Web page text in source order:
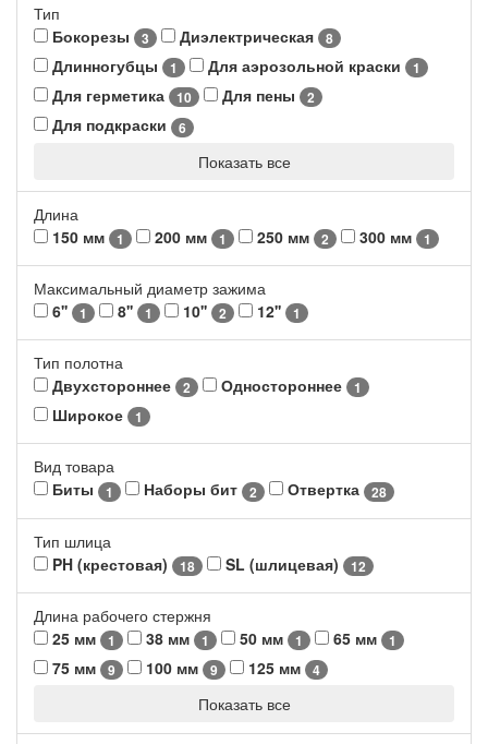
Тип
Бокорезы
3 Диэлектрическая 8
Длинногубцы 1 Для аэрозольной краски 1
Для герметика 10 Для пены 2
Для подкраски 6
Показать все
Длина
150 мм
1 200 мм 1 250 мм 2 300 мм 1
Максимальный диаметр зажима
6''
1 8'' 1 10'' 2 12'' 1
Тип полотна
Двухстороннее
2 Одностороннее 1
Широкое 1
Вид товара
Биты
1 Наборы бит 2 Отвертка 28
Тип шлица
PH (крестовая)
18 SL (шлицевая) 12
Длина рабочего стержня
25 мм
1 38 мм 1 50 мм 1 65 мм 1
75 мм 9 100 мм 9 125 мм 4
Показать все